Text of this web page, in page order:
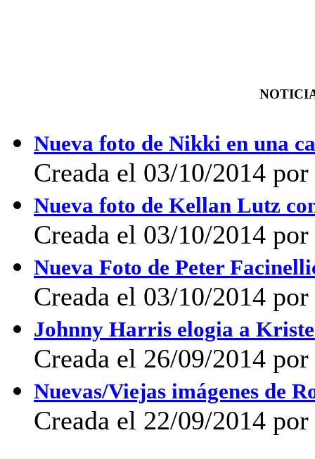
Nueva foto de Nikki en una
Creada el 03/10/2014
Nueva foto de Kellan Lutz
Creada el 03/10/2014
Nueva Foto de Peter
Creada el 03/10/2014
Johnny Harris elogia a
Creada el 26/09/2014
Nuevas/Viejas imágenes de
Creada el 22/09/2014